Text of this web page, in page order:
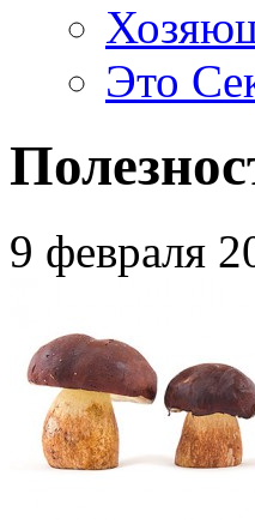
Это
9 февраля